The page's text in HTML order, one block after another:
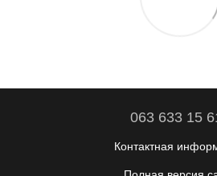
063 633 15
Контактная